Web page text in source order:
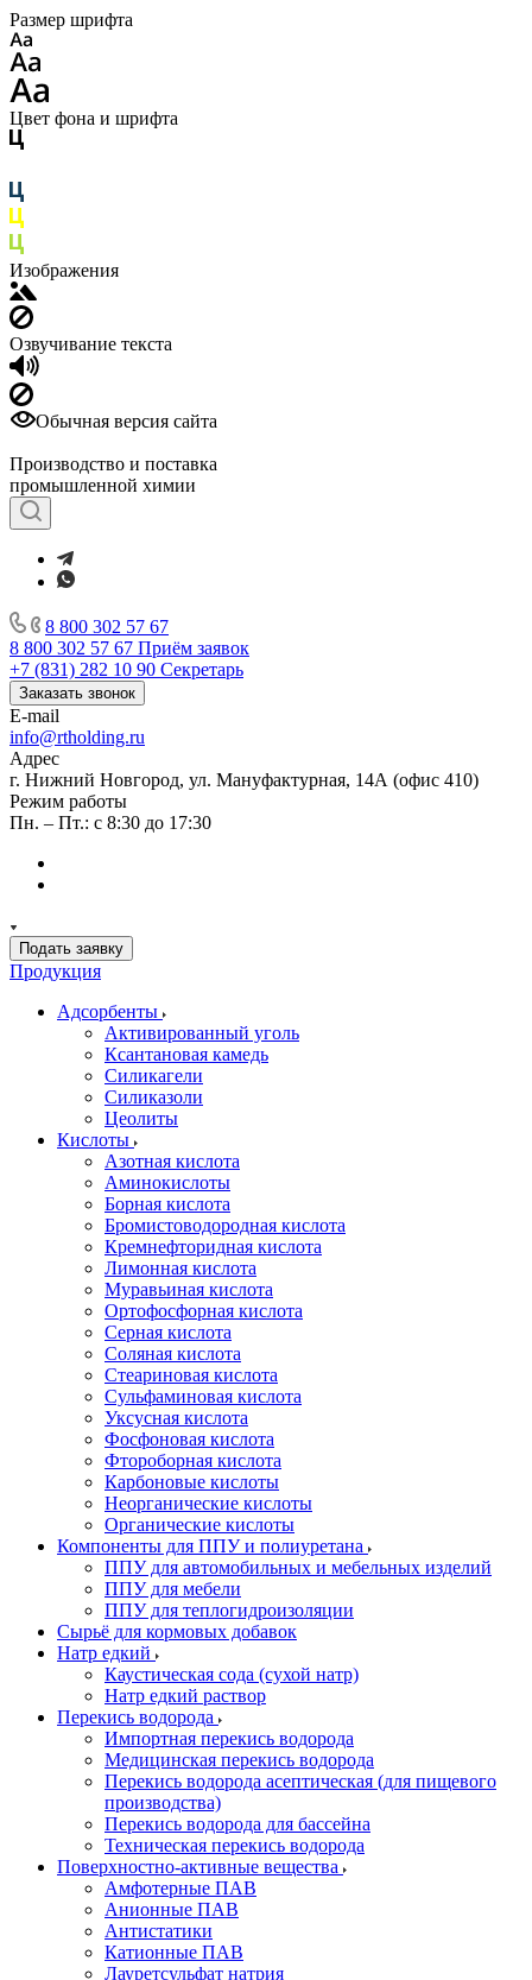
Размер шрифта
Цвет фона и шрифта
Изображения
Озвучивание текста
Обычная версия сайта
Производство и поставка
промышленной химии
8 800 302 57 67
8 800 302 57 67 Приём заявок
+7 (831) 282 10 90 Секретарь
Заказать звонок
E-mail
info@rtholding.ru
Адрес
г. Нижний Новгород, ул. Мануфактурная, 14А (офис 410)
Режим работы
Пн. – Пт.: с 8:30 до 17:30
Подать заявку
Продукция
Адсорбенты
Активированный уголь
Ксантановая камедь
Силикагели
Силиказоли
Цеолиты
Кислоты
Азотная кислота
Аминокислоты
Борная кислота
Бромистоводородная кислота
Кремнефторидная кислота
Лимонная кислота
Муравьиная кислота
Ортофосфорная кислота
Серная кислота
Соляная кислота
Стеариновая кислота
Сульфаминовая кислота
Уксусная кислота
Фосфоновая кислота
Фтороборная кислота
Карбоновые кислоты
Неорганические кислоты
Органические кислоты
Компоненты для ППУ и полиуретана
ППУ для автомобильных и мебельных изделий
ППУ для мебели
ППУ для теплогидроизоляции
Сырьё для кормовых добавок
Натр едкий
Каустическая сода (сухой натр)
Натр едкий раствор
Перекись водорода
Импортная перекись водорода
Медицинская перекись водорода
Перекись водорода асептическая (для пищевого
производства)
Перекись водорода для бассейна
Техническая перекись водорода
Поверхностно-активные вещества
Амфотерные ПАВ
Анионные ПАВ
Антистатики
Катионные ПАВ
Лауретсульфат натрия